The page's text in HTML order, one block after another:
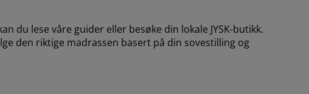
du lese våre guider eller besøke din lokale JYSK-butikk.
den riktige madrassen basert på din sovestilling og